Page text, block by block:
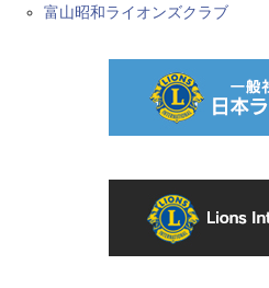
富山昭和ライオンズクラブ